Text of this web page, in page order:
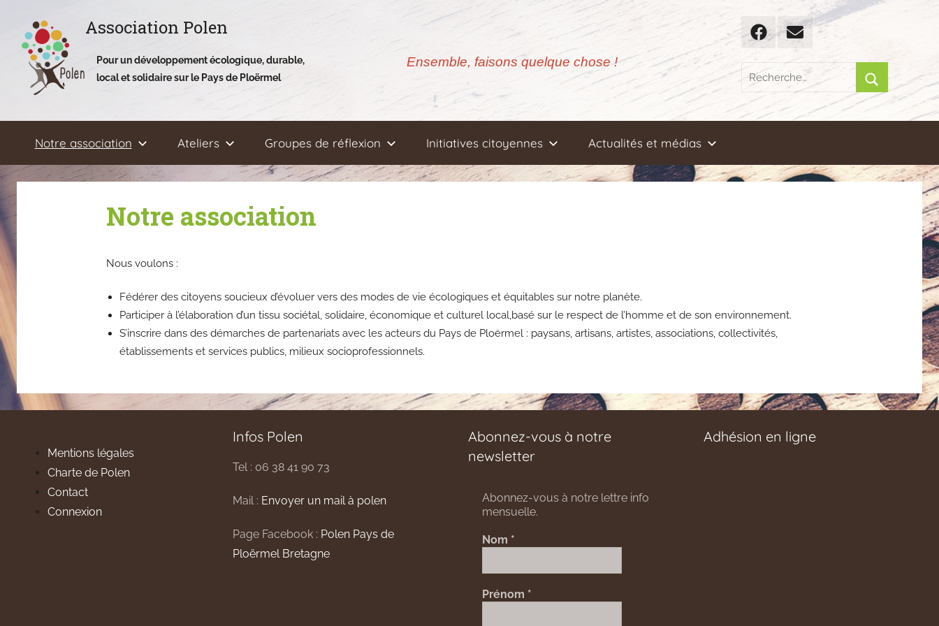
contenu
Association Polen
Pour un développement écologique, durable,
local et solidaire sur le Pays de Ploërmel
Ensemble, faisons quelque chose !
FacebookEmail
Recherche
pour
:
Rechercher
Notre association Ateliers Groupes de réflexion Initiatives citoyennes Actualités et médias
Notre association
Nous voulons :
Fédérer des citoyens soucieux d’évoluer vers des modes de vie écologiques et équitables sur notre planète.
Participer à l’élaboration d’un tissu sociétal, solidaire, économique et culturel local,basé sur le respect de l’homme et de son environnement.
S’inscrire dans des démarches de partenariats avec les acteurs du Pays de Ploërmel : paysans, artisans, artistes, associations, collectivités,
établissements et services publics, milieux socioprofessionnels.
Mentions légales
Charte de Polen
Contact
Connexion
Infos Polen
Tel : 06 38 41 90 73
Mail : Envoyer un mail à polen
Page Facebook : Polen Pays de
Ploërmel Bretagne
Abonnez-vous à notre
newsletter
Abonnez-vous à notre lettre info
mensuelle.
Nom *
Prénom *
Adhésion en ligne